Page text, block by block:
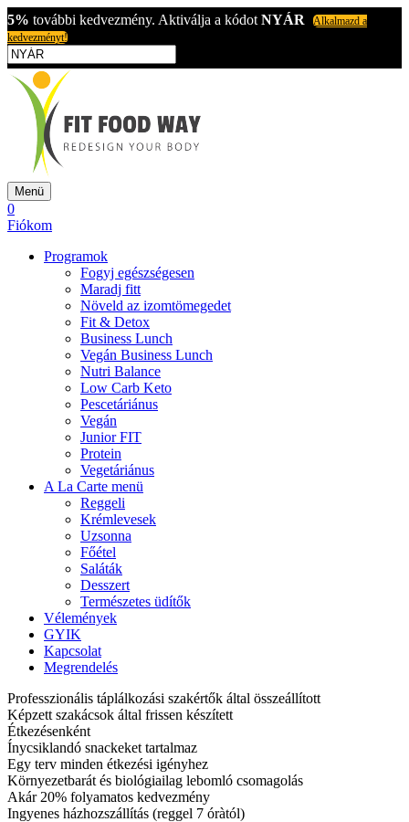
5% további kedvezmény. Aktiválja a kódot NYÁR
Alkalmazd a
kedvezményt!
Menü
0
Fiókom
Programok
Fogyj egészségesen
Maradj fitt
Növeld az izomtömegedet
Fit & Detox
Business Lunch
Vegán Business Lunch
Nutri Balance
Low Carb Keto
Pescetáriánus
Vegán
Junior FIT
Protein
Vegetáriánus
A La Carte menü
Reggeli
Krémlevesek
Uzsonna
Főétel
Saláták
Desszert
Természetes üdítők
Vélemények
GYIK
Kapcsolat
Megrendelés
Professzionális táplálkozási szakértők által összeállított
Képzett szakácsok által frissen készített
Étkezésenként
Ínycsiklandó snackeket tartalmaz
Egy terv minden étkezési igényhez
Környezetbarát és biológiailag lebomló csomagolás
Akár 20% folyamatos kedvezmény
Ingyenes házhozszállítás (reggel 7 óràtól)